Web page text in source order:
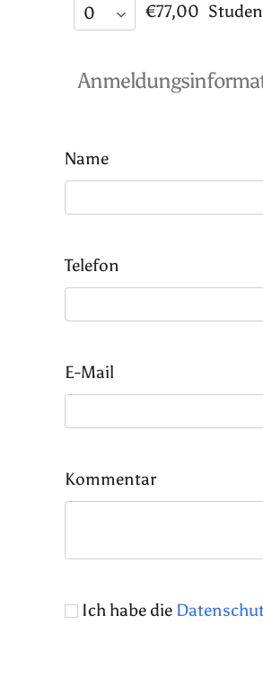
€77,00
Name
Telefon
E-Mail
Kommentar
Ich habe die